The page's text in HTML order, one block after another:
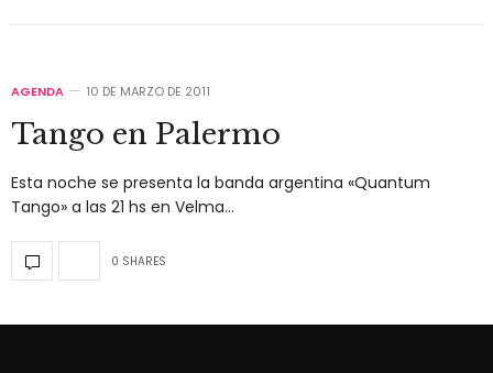
AGENDA 10 DE MARZO DE 2011
Tango en Palermo
Esta noche se presenta la banda argentina «Quantum
Tango» a las 21 hs en Velma…
0 SHARES